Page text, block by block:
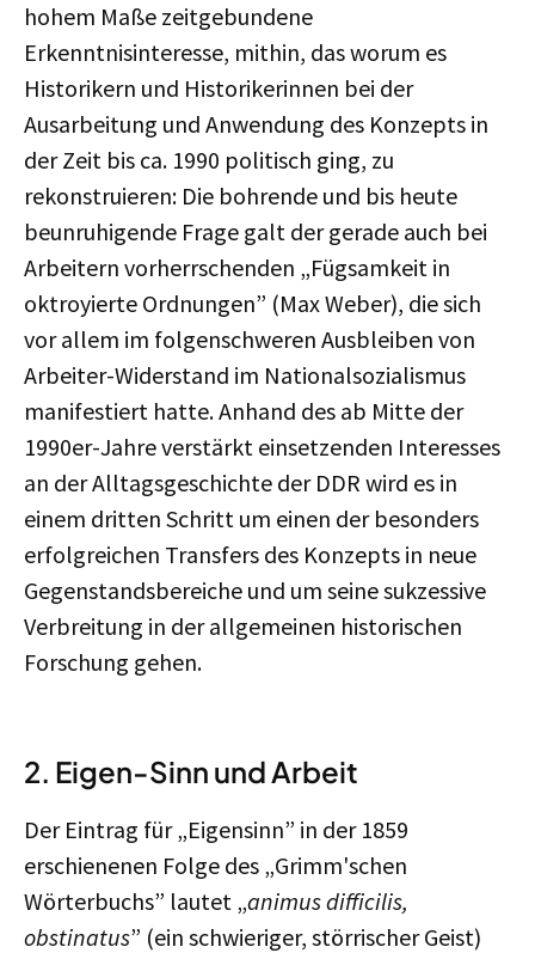
hohem Maße zeitgebundene
Erkenntnisinteresse, mithin, das worum es
Historikern und Historikerinnen bei der
Ausarbeitung und Anwendung des Konzepts in
der Zeit bis ca. 1990 politisch ging, zu
rekonstruieren: Die bohrende und bis heute
beunruhigende Frage galt der gerade auch bei
Arbeitern vorherrschenden „Fügsamkeit in
oktroyierte Ordnungen” (Max Weber), die sich
vor allem im folgenschweren Ausbleiben von
Arbeiter-Widerstand im Nationalsozialismus
manifestiert hatte. Anhand des ab Mitte der
1990er-Jahre verstärkt einsetzenden Interesses
an der Alltagsgeschichte der DDR wird es in
einem dritten Schritt um einen der besonders
erfolgreichen Transfers des Konzepts in neue
Gegenstandsbereiche und um seine sukzessive
Verbreitung in der allgemeinen historischen
Forschung gehen.
2. Eigen-Sinn und Arbeit
Der Eintrag für „Eigensinn” in der 1859
erschienenen Folge des „Grimm'schen
Wörterbuchs” lautet „animus difficilis,
obstinatus” (ein schwieriger, störrischer Geist)